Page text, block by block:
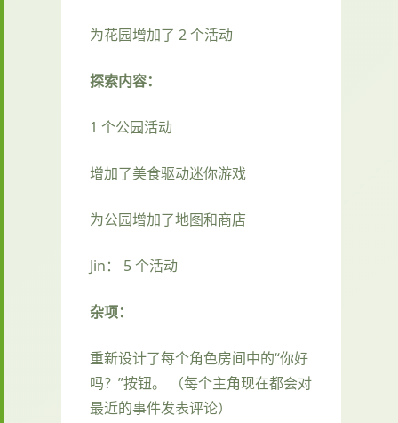
为花园增加了 2 个活动
探索内容：
1 个公园活动
增加了美食驱动迷你游戏
为公园增加了地图和商店
Jin： 5 个活动
杂项：
重新设计了每个角色房间中的“你好
吗？”按钮。 （每个主角现在都会对
最近的事件发表评论）